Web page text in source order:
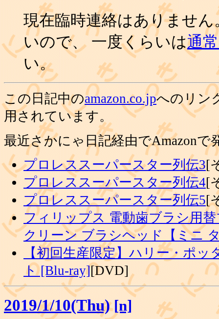
現在臨時連絡はありませ
いので、 一度くらいは通
い。
この日記中のamazon.co.jpへのリン
用されています。
最近さかにゃ日記経由でAmazon
プロレススーパースター列伝3[
プロレススーパースター列伝4[
プロレススーパースター列伝5[
フィリップス 電動歯ブラシ用
クリーン ブラシヘッド【ミニ
【初回生産限定】ハリー・ポ
ト [Blu-ray][DVD]
2019/1/10(Thu) [n]